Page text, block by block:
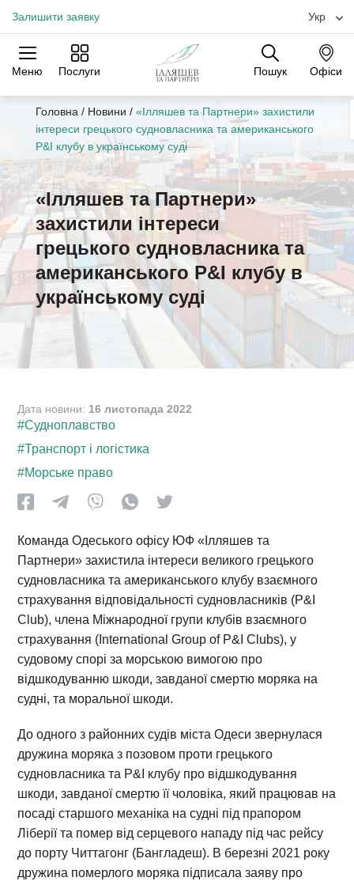
Залишити заявку Укр
Меню Послуги Пошук Офіси
Практики Галузі
Офіси
Головна / Новини / «Ілляшев та Партнери» захистили
інтереси грецького судновласника та американського
P&I клубу в українському суді
«Ілляшев та Партнери»
захистили інтереси
грецького судновласника та
американського P&I клубу в
українському суді
Дата новини: 16 листопада 2022
#Судноплавство
#Транспорт і логістика
#Морське право
Команда Одеського офісу ЮФ «Ілляшев та
Партнери» захистила інтереси великого грецького
судновласника та американського клубу взаємного
страхування відповідальності судновласників (P&I
Club), члена Міжнародної групи клубів взаємного
страхування (International Group of P&I Clubs), у
судовому спорі за морською вимогою про
відшкодуванню шкоди, завданої смертю моряка на
судні, та моральної шкоди.
До одного з районних судів міста Одеси звернулася
дружина моряка з позовом проти грецького
судновласника та P&I клубу про відшкодування
шкоди, завданої смертю її чоловіка, який працював на
посаді старшого механіка на судні під прапором
Ліберії та помер від серцевого нападу під час рейсу
до порту Читтагонг (Бангладеш). В березні 2021 року
дружина померлого моряка підписала заяву про